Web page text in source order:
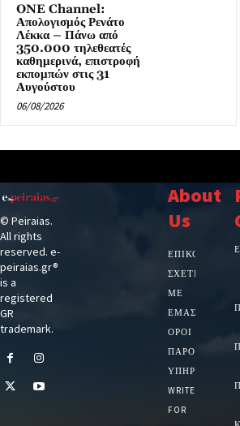
ONE Channel:
Απολογισμός Ρενάτο
Λέκκα – Πάνω από
350.000 τηλεθεατές
καθημερινά, επιστροφή
εκπομπών στις 31
Αυγούστου
06/08/2026
© Peiraias.
All rights
reserved. e-
peiraias.gr®
is a
registered
GR
trademark.
About
Us
ΕΠΙΚΟΙΝΩΝΙΑ
ΣΧΕΤΙΚΆ
ΜΕ
ΕΜΆΣ
ΌΡΟΙ
ΠΑΡΟΧΉΣ
ΥΠΗΡΕΣΙΏΝ
WRITE
FOR